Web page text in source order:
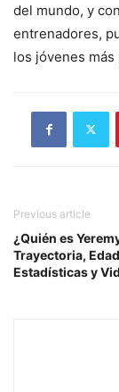
del mundo, y
entrenadores,
los jóvenes
Previous article
¿Quién es
Trayectoria,
Estadísticas y